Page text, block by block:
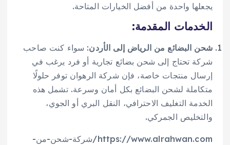
يجعلها واحدة من أفضل الخيارات المتاحة.
الخدمات المقدمة:
شحن البضائع من الرياض إلى الأردن: سواء كنت صاحب
شركة تحتاج إلى شحن بضائع تجارية أو فرد يرغب في
إرسال منتجات خاصة، فإن شركة الرهوان توفر حلولًا
متكاملة لشحن البضائع بكل أمان وسرعة. تشمل هذه
الخدمة التغليف الاحترافي، النقل البري أو الجوي،
والتخليص الجمركي.
https://www.alrahwan.com/شركة-شحن-من-